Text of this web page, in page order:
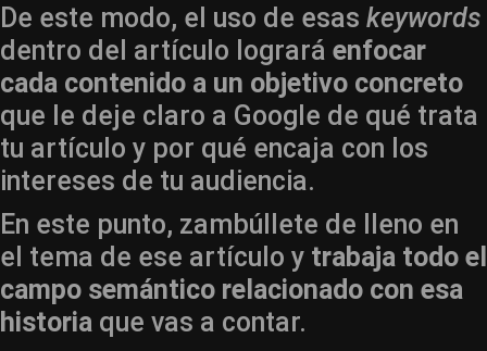
De este modo, el uso de esas keywords
dentro del artículo logrará enfocar
cada contenido a un objetivo concreto
que le deje claro a Google de qué trata
tu artículo y por qué encaja con los
intereses de tu audiencia.
En este punto, zambúllete de lleno en
el tema de ese artículo y trabaja todo el
campo semántico relacionado con esa
historia que vas a contar.